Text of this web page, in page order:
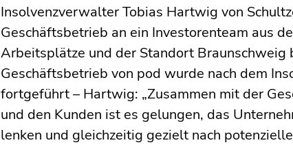
Insolvenzverwalter Tobias Hartwig von
Geschäftsbetrieb an ein Investorenteam aus
Arbeitsplätze und der Standort Braunschweig
Geschäftsbetrieb von pod wurde nach dem
fortgeführt – Hartwig: „Zusammen mit der
und den Kunden ist es gelungen, das
lenken und gleichzeitig gezielt nach